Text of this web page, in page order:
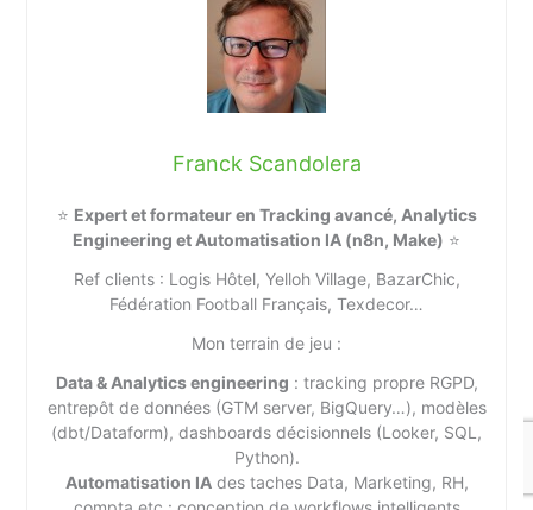
Franck Scandolera
⭐ Expert et formateur en Tracking avancé, Analytics
Engineering et Automatisation IA (n8n, Make) ⭐
Ref clients : Logis Hôtel, Yelloh Village, BazarChic,
Fédération Football Français, Texdecor…
Mon terrain de jeu :
Data & Analytics engineering : tracking propre RGPD,
entrepôt de données (GTM server, BigQuery…), modèles
(dbt/Dataform), dashboards décisionnels (Looker, SQL,
Python).
Automatisation IAdes taches Data, Marketing, RH,